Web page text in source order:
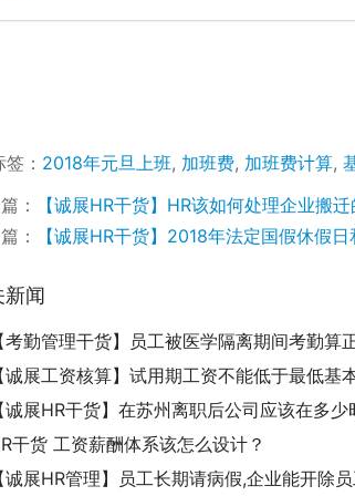
签： 2018年元旦上班, 加班费, 加班费计算,
：
【诚展HR干货】HR该如何处理企业搬
：
【诚展HR干货】2018年法定国假休假
新闻
干货 工资薪酬体系该怎么设计？